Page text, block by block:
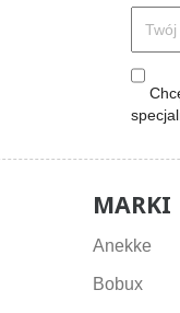
MARKI
Anekke
Bobux